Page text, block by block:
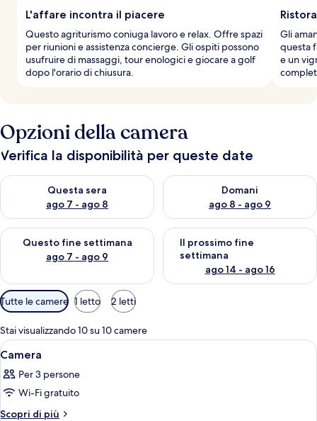
L'affare incontra il piacere
Questo agriturismo coniuga lavoro e relax. Offre spazi
per riunioni e assistenza concierge. Gli ospiti possono
usufruire di massaggi, tour enologici e giocare a golf
dopo l'orario di chiusura.
Gli
questa
e un
Opzioni della camera
Verifica la disponibilità per queste date
Questa sera
ago 7 - ago 8
Verifica la disponibilità per questa sera, ago 7 - ago 8
Domani
ago 8 - ago 9
Verifica la disponibilità per
Questo fine settimana
ago 7 - ago 9
Verifica la disponibilità per questo fine settimana, ago 7 - ago
Il prossimo fine
settimana
ago 14 - ago 16
Verifica la disponibilità per il
Filtri
disponibili
per
le
camere
Tutte le camere 1 letto 2 letti
Stai visualizzando 10 su 10 camere
Apri
tutte
le
foto
per
Camera da letto con un letto
42
Camera
Per 3 persone
Wi-Fi gratuito
Scopri di più
Altri